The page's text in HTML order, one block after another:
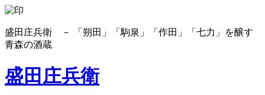
盛田庄兵衛 － 「朔田」「駒泉」「作田」「七力」を醸す
青森の酒蔵
盛田庄兵衛